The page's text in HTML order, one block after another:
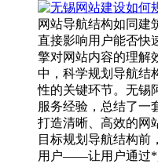
网站导航结构如同建
直接影响用户能否快
擎对网站内容的理解
中，科学规划导航结
性的关键环节。无锡
服务经验，总结了一
打造清晰、高效的网
目标规划导航结构前
用户——让用户通过*